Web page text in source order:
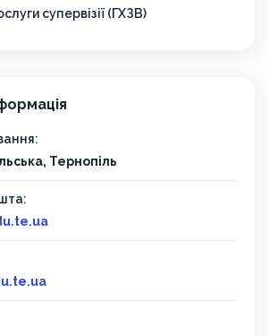
супервізії (ГХЗВ)
Тернопіль